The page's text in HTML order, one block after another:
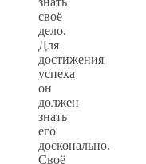
своё
дело.
Для
достижения
успеха
он
должен
знать
его
досконально.
Своё